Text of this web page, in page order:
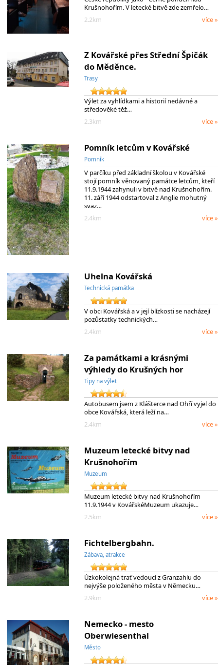
Krušnohořím. V letecké bitvě zde zemřelo…
2.2km
více »
Z Kovářské přes Střední Špičák
do Měděnce.
Trasy
Výlet za vyhlídkami a historií nedávné a
středověké těž…
2.3km
více »
Pomník letcům v Kovářské
Pomník
V parčíku před základní školou v Kovářské
stojí pomník věnovaný památce letcům, kteří
11.9.1944 zahynuli v bitvě nad Krušnohořím.
11. září 1944 odstartoval z Anglie mohutný
svaz…
2.4km
více »
Uhelna Kovářská
Technická památka
V obci Kovářská a v její blízkosti se nacházejí
pozůstatky technických…
2.4km
více »
Za památkami a krásnými
výhledy do Krušných hor
Tipy na výlet
Autobusem jsem z Klášterce nad Ohří vyjel do
obce Kovářská, která leží na…
2.4km
více »
Muzeum letecké bitvy nad
Krušnohořím
Muzeum
Muzeum letecké bitvy nad Krušnohořím
11.9.1944 v KovářskéMuzeum ukazuje…
2.5km
více »
Fichtelbergbahn.
Zábava, atrakce
Úzkokolejná trať vedoucí z Granzahlu do
nejvýše položeného města v Německu…
2.9km
více »
Nemecko - mesto
Oberwiesenthal
Město